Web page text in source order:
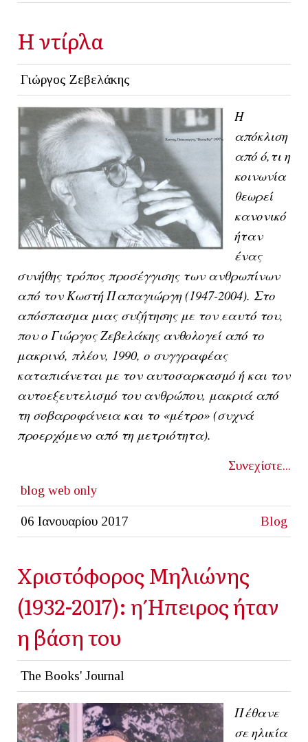
Η ντίρλα
Γιώργος Ζεβελάκης
Η
απόκλιση
από ό,τι η
κοινωνία
θεωρεί
κανονικό
ήταν
ένας
συνήθης τρόπος προσέγγισης των ανθρωπίνων
από τον Κωστή Παπαγιώργη (1947-2004). Στο
απόσπασμα μιας συζήτησης με τον εαυτό του,
που ο Γιώργος Ζεβελάκης ανθολογεί από το
μακρινό, πλέον, 1990, ο συγγραφέας
καταπιάνεται με τον αυτοσαρκασμό ή και τον
αυτοεξευτελισμό του ανθρώπου, μακριά από
τη σοβαροφάνεια και το «μέτρο» (συχνά
προερχόμενο από τη μετριότητα).
Συνεχίστε...
blog web only
06 Ιανουαρίου 2017 Blog
Χριστόφορος Μηλιώνης
(1932-2017): η Ήπειρος ήταν
η βάση του
The Books' Journal
Πέθανε
σε ηλικία